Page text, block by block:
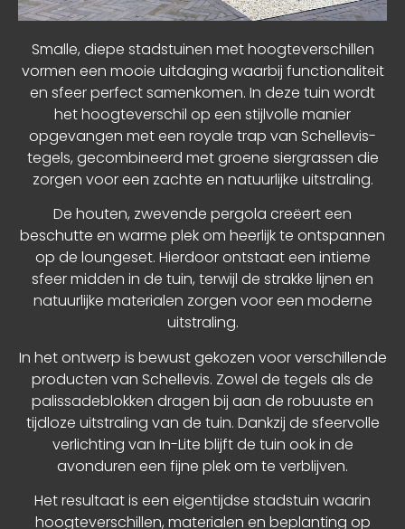
Smalle, diepe stadstuinen met hoogteverschillen
vormen een mooie uitdaging waarbij functionaliteit
en sfeer perfect samenkomen. In deze tuin wordt
het hoogteverschil op een stijlvolle manier
opgevangen met een royale trap van Schellevis-
tegels, gecombineerd met groene siergrassen die
zorgen voor een zachte en natuurlijke uitstraling.
De houten, zwevende pergola creëert een
beschutte en warme plek om heerlijk te ontspannen
op de loungeset. Hierdoor ontstaat een intieme
sfeer midden in de tuin, terwijl de strakke lijnen en
natuurlijke materialen zorgen voor een moderne
uitstraling.
In het ontwerp is bewust gekozen voor verschillende
producten van Schellevis. Zowel de tegels als de
palissadeblokken dragen bij aan de robuuste en
tijdloze uitstraling van de tuin. Dankzij de sfeervolle
verlichting van In-Lite blijft de tuin ook in de
avonduren een fijne plek om te verblijven.
Het resultaat is een eigentijdse stadstuin waarin
hoogteverschillen, materialen en beplanting op